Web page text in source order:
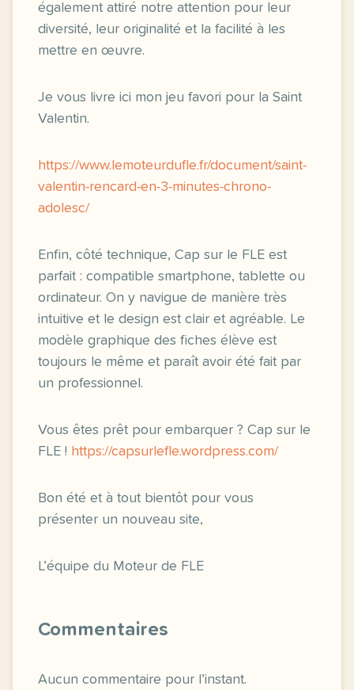
également attiré notre attention pour leur
diversité, leur originalité et la facilité à les
mettre en œuvre.
Je vous livre ici mon jeu favori pour la Saint
Valentin.
https://www.lemoteurdufle.fr/document/saint-
valentin-rencard-en-3-minutes-chrono-
adolesc/
Enfin, côté technique, Cap sur le FLE est
parfait : compatible smartphone, tablette ou
ordinateur. On y navigue de manière très
intuitive et le design est clair et agréable. Le
modèle graphique des fiches élève est
toujours le même et paraît avoir été fait par
un professionnel.
Vous êtes prêt pour embarquer ? Cap sur le
FLE ! https://capsurlefle.wordpress.com/
Bon été et à tout bientôt pour vous
présenter un nouveau site,
L’équipe du Moteur de FLE
Commentaires
Aucun commentaire pour l’instant.